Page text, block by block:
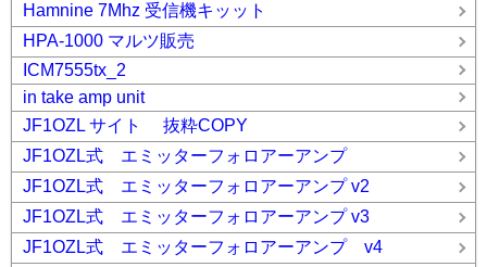
Hamnine 7Mhz 受信機キッット
HPA-1000 マルツ販売
ICM7555tx_2
in take amp unit
JF1OZL サイト 抜粋COPY
JF1OZL式 エミッターフォロアーアンプ
JF1OZL式 エミッターフォロアーアンプ v2
JF1OZL式 エミッターフォロアーアンプ v3
JF1OZL式 エミッターフォロアーアンプ v4